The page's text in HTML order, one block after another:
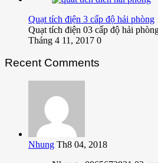
Quạt tích điện 3 cấp độ hải phòng
Quạt tích điện 03 cấp độ hải
Tháng 4 11, 2017 0
Recent Comments
Nhung Th8 04, 2018